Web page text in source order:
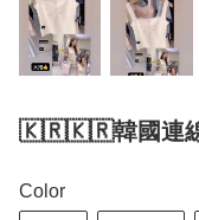
🇰🇷🇰🇷韓國連線
Color